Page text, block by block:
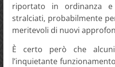
riportato in ordinanza
stralciati, probabilmente
meritevoli di nuovi
È certo però che
l’inquietante